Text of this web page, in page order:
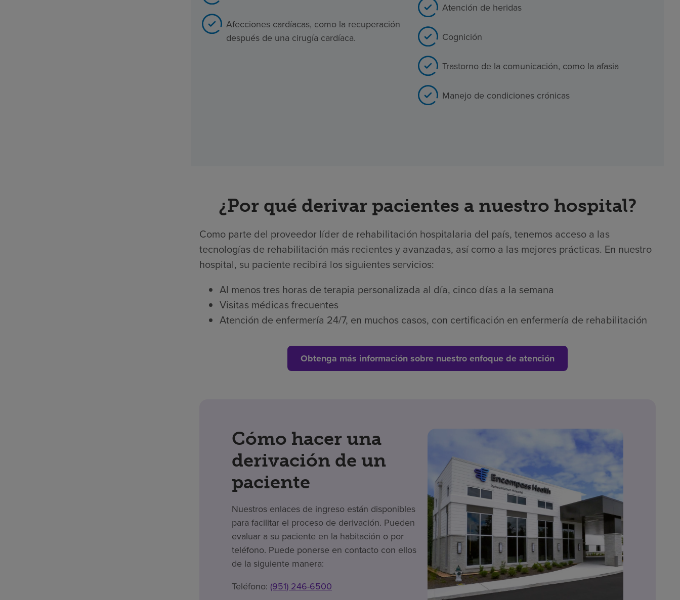
Afecciones cardíacas, como la recuperación
después de una cirugía cardíaca.
Atención de heridas
Cognición
Trastorno de la comunicación, como la afasia
Manejo de condiciones crónicas
¿Por qué derivar pacientes a nuestro hospital?
Como parte del proveedor líder de rehabilitación hospitalaria del país, tenemos acceso a las
tecnologías de rehabilitación más recientes y avanzadas, así como a las mejores prácticas. En nuestro
hospital, su paciente recibirá los siguientes servicios:
Al menos tres horas de terapia personalizada al día, cinco días a la semana
Visitas médicas frecuentes
Atención de enfermería 24/7, en muchos casos, con certificación en enfermería de rehabilitación
Obtenga más información sobre nuestro enfoque de atención
Cómo hacer una
derivación de un
paciente
Nuestros enlaces de ingreso están disponibles
para facilitar el proceso de derivación. Pueden
evaluar a su paciente en la habitación o por
teléfono. Puede ponerse en contacto con ellos
de la siguiente manera:
Teléfono: (951) 246-6500